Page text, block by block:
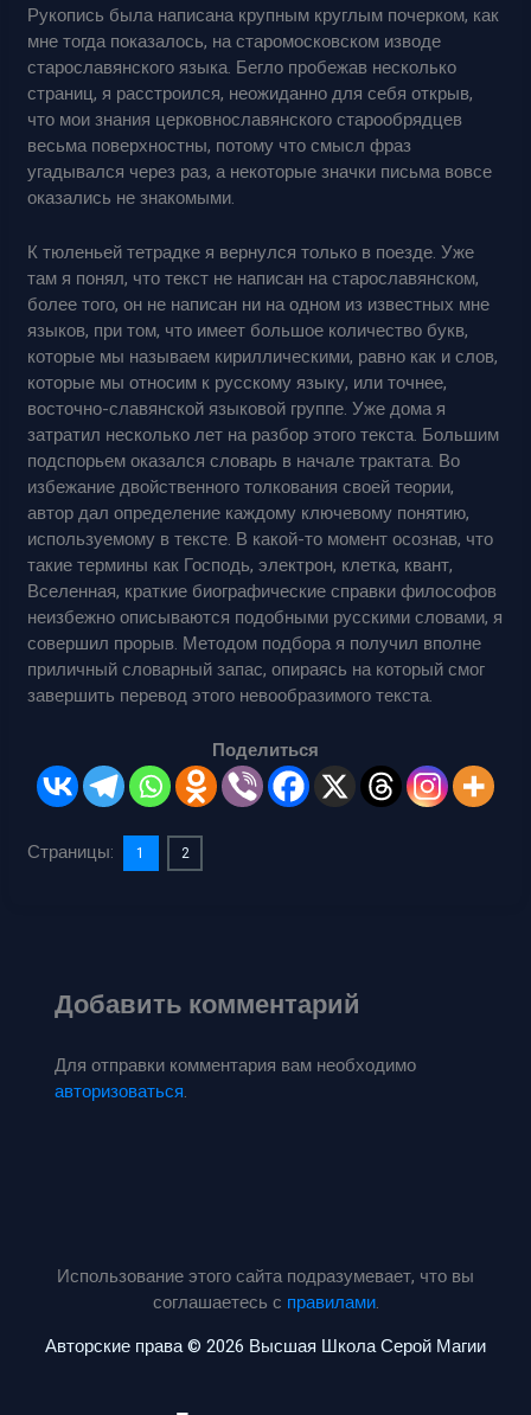
Рукопись была написана крупным круглым почерком, как
мне тогда показалось, на старомосковском изводе
старославянского языка. Бегло пробежав несколько
страниц, я расстроился, неожиданно для себя открыв,
что мои знания церковнославянского старообрядцев
весьма поверхностны, потому что смысл фраз
угадывался через раз, а некоторые значки письма вовсе
оказались не знакомыми.
К тюленьей тетрадке я вернулся только в поезде. Уже
там я понял, что текст не написан на старославянском,
более того, он не написан ни на одном из известных мне
языков, при том, что имеет большое количество букв,
которые мы называем кириллическими, равно как и слов,
которые мы относим к русскому языку, или точнее,
восточно-славянской языковой группе. Уже дома я
затратил несколько лет на разбор этого текста. Большим
подспорьем оказался словарь в начале трактата. Во
избежание двойственного толкования своей теории,
автор дал определение каждому ключевому понятию,
используемому в тексте. В какой-то момент осознав, что
такие термины как Господь, электрон, клетка, квант,
Вселенная, краткие биографические справки философов
неизбежно описываются подобными русскими словами, я
совершил прорыв. Методом подбора я получил вполне
приличный словарный запас, опираясь на который смог
завершить перевод этого невообразимого текста.
Поделиться
Страницы: 1 2
Добавить комментарий
Для отправки комментария вам необходимо
авторизоваться.
Использование этого сайта подразумевает, что вы
соглашаетесь с правилами.
Авторские права © 2026 Высшая Школа Серой Магии